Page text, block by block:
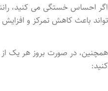
اگر احساس خستگی می‌ کنید،
‌تواند باعث کاهش تمرکز و
همچنین، در صورت بروز هر یک از
کنید: